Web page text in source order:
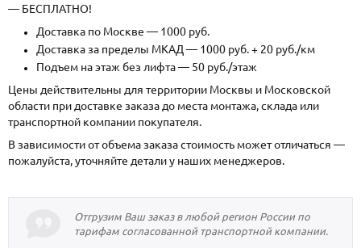
— БЕСПЛАТНО!
Доставка по Москве — 1000 руб.
Доставка за пределы МКАД — 1000 руб. + 20 руб./км
Подъем на этаж без лифта — 50 руб./этаж
Цены действительны для территории Москвы и Московской
области при доставке заказа до места монтажа, склада или
транспортной компании покупателя.
В зависимости от объема заказа стоимость может отличаться —
пожалуйста, уточняйте детали у наших менеджеров.
Отгрузим Ваш заказ в любой регион России по
тарифам согласованной транспортной компании.